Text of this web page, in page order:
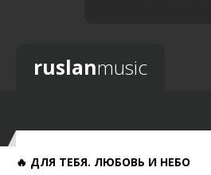
Избранное
Фотогалерея
ruslanmusic
🔥 ДЛЯ ТЕБЯ. ЛЮБОВЬ И НЕБО